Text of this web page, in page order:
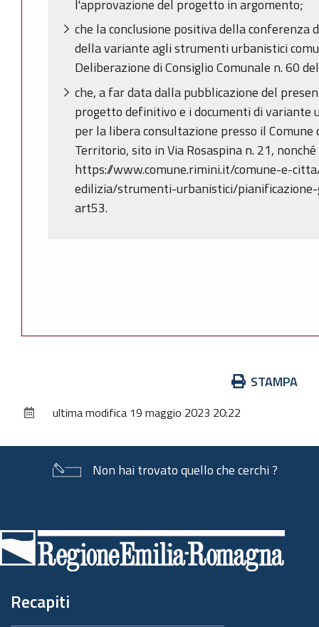
l'approvazione del progetto in argomento;
che la conclusione positiva della
della variante agli strumenti urbanistici
Deliberazione di Consiglio Comunale n. 60
che, a far data dalla pubblicazione del
progetto definitivo e i documenti di variante
per la libera consultazione presso il
Territorio, sito in Via Rosaspina n. 21,
https://www.comune.rimini.it/comune-e-
edilizia/strumenti-urbanistici/
art53.
documento
STAMPA
ultima modifica 19 maggio 2023 20:22
Non hai trovato quello che cerchi ?
di
pagina
Recapiti